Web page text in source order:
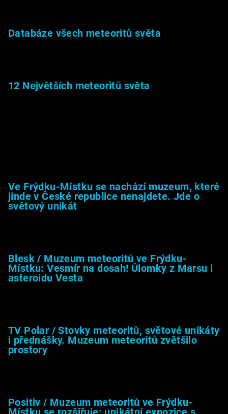
Databáze všech meteoritů světa
12 Největších meteoritů světa
Ve Frýdku-Místku se nachází muzeum, které
jinde v České republice nenajdete. Jde o
světový unikát
Blesk / Muzeum meteoritů ve Frýdku-
Místku: Vesmír na dosah! Úlomky z Marsu i
asteroidu Vesta
TV Polar / Stovky meteoritů, světové unikáty
i přednášky. Muzeum meteoritů zvětšilo
prostory
Positiv / Muzeum meteoritů ve Frýdku-